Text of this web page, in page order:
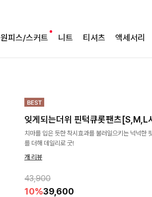
원피스/스커트 니트 티셔츠 액세서리
잊게되는더위 핀턱큐롯팬츠[S,M,L
치마를 입은 듯한 착시효과를 불러일으키는 넉넉한
를 더해 데일리로 굿!
개 리뷰
43,900
10%39,600